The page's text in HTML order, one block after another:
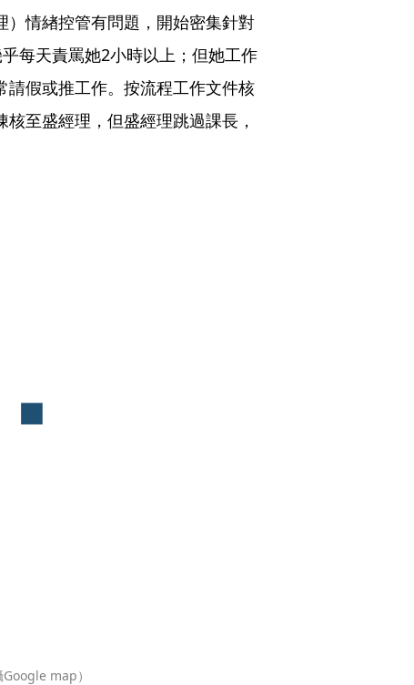
情緖控管有問題，開始密集針對
每天責罵她2小時以上；但她工作
假或推工作。按流程工作文件核
至盛經理，但盛經理跳過課長，
map）